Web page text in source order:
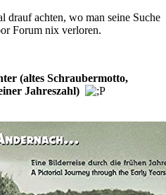
drauf achten, wo man seine Suche
Forum nix verloren.
(altes Schraubermotto,
Jahreszahl)